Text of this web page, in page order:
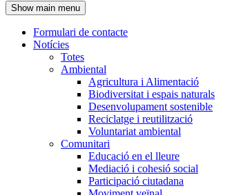
l'encapçalament
Show main menu
Navegació
principal
Formulari de contacte
Notícies
Totes
Ambiental
Agricultura i Alimentació
Biodiversitat i espais naturals
Desenvolupament sostenible
Reciclatge i reutilització
Voluntariat ambiental
Comunitari
Educació en el lleure
Mediació i cohesió social
Participació ciutadana